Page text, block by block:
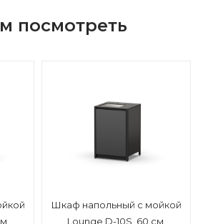
посмотреть
Шкаф напольный с мойкой
Lounge D-10S, 60 см,